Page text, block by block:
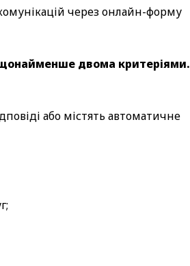
через онлайн-форму
двома критеріями.
або містять автоматичне